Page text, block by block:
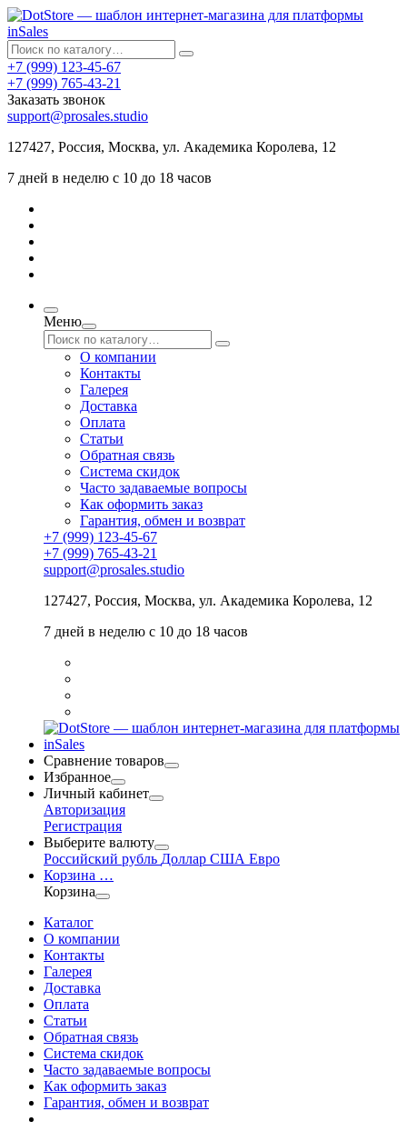
+7 (999) 123-45-67
+7 (999) 765-43-21
Заказать звонок
support@prosales.studio
127427, Россия, Москва, ул. Академика Королева, 12
7 дней в неделю с 10 до 18 часов
Меню
О компании
Контакты
Галерея
Доставка
Оплата
Статьи
Обратная связь
Система скидок
Часто задаваемые вопросы
Как оформить заказ
Гарантия, обмен и возврат
+7 (999) 123-45-67
+7 (999) 765-43-21
support@prosales.studio
127427, Россия, Москва, ул. Академика Королева, 12
7 дней в неделю с 10 до 18 часов
Сравнение товаров
Избранное
Личный кабинет
Авторизация
Регистрация
Выберите валюту
Российский рубль Доллар США Евро
Корзина …
Корзина
Каталог
О компании
Контакты
Галерея
Доставка
Оплата
Статьи
Обратная связь
Система скидок
Часто задаваемые вопросы
Как оформить заказ
Гарантия, обмен и возврат